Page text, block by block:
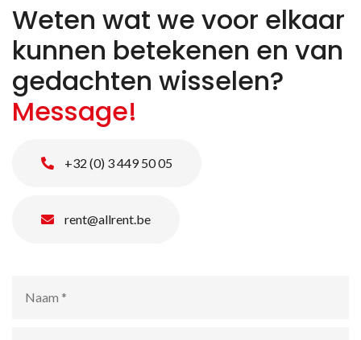
Weten wat we voor elkaar
kunnen betekenen en van
gedachten wisselen?
Message!
+32 (0) 3 449 50 05
rent@allrent.be